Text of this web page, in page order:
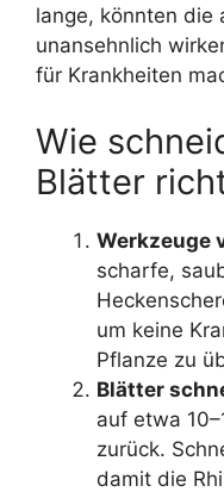
lange, könnten die
unansehnlich
für Krankheiten
Wie
Blätter
Werkzeuge
scharfe,
um keine
Pflanze zu
Blätter
auf etwa
zurück.
damit die